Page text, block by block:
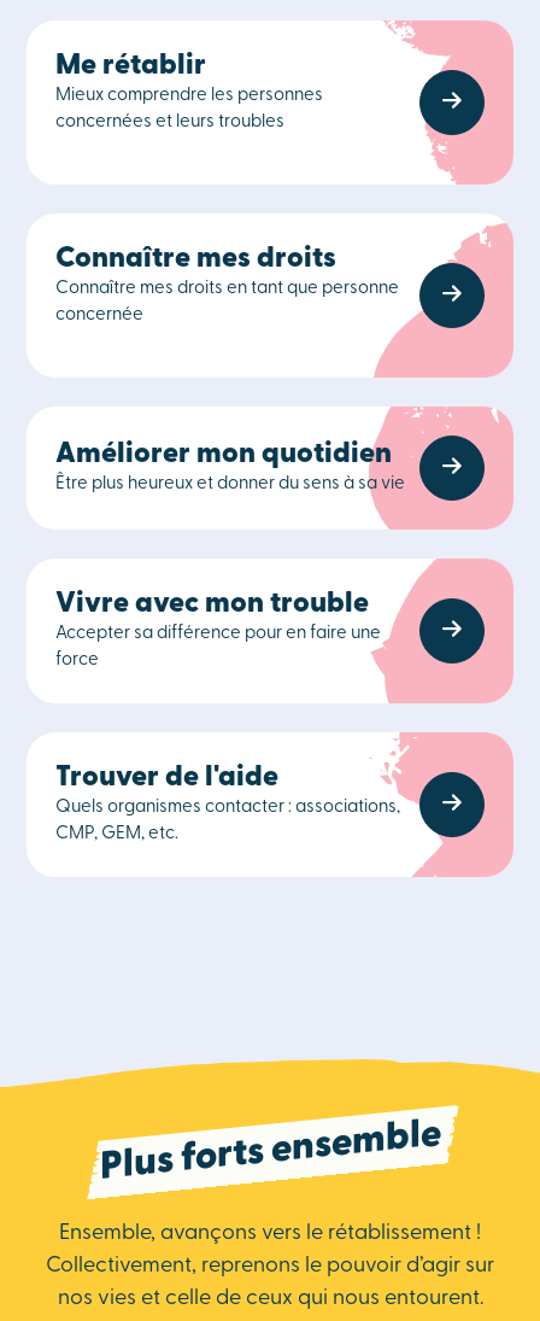
Me rétablir
Mieux comprendre les personnes
concernées et leurs troubles
Connaître mes droits
Connaître mes droits en tant que personne
concernée
Améliorer mon quotidien
Être plus heureux et donner du sens à sa vie
Vivre avec mon trouble
Accepter sa différence pour en faire une
force
Trouver de l'aide
Quels organismes contacter : associations,
CMP, GEM, etc.
Plus forts ensemble
Ensemble, avançons vers le rétablissement !
Collectivement, reprenons le pouvoir d’agir sur
nos vies et celle de ceux qui nous entourent.